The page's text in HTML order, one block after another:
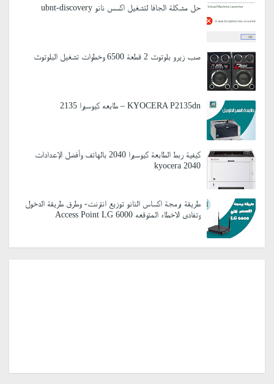
حل مشكلة الجافا لتشغيل اكسس نانو ubnt-discovery
صب زيرو بلوتوث 2 قطعة 6500 وخطوات تشغيل البلوتوث
KYOCERA P2135dn – طابعه كيوسيرا 2135
كيفية ربط الطابعة كيوسيرا 2040 بالهاتف وأفضل الإعدادات
kyocera 2040
طريقة برمجة اكساس النانو توزيع انترنت- وطرق طريقة الدخول
وتفادى الاخطاء المتوقعه Access Point LG 6000